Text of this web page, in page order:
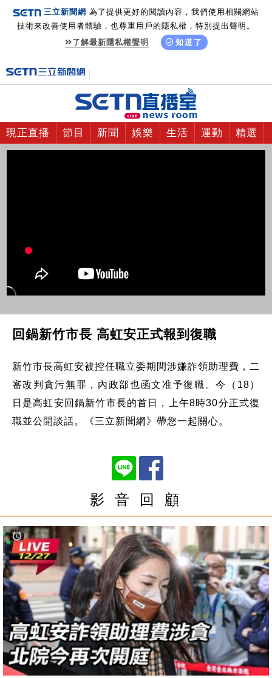
三立新聞網 為了提供更好的閱讀內容，我們使用相關網站
技術來改善使用者體驗，也尊重用戶的隱私權，特別提出聲明。
了解最新隱私權聲明
知道了
現正直播 節目 新聞 娛樂 生活 運動 精選
回鍋新竹市長 高虹安正式報到復職
新竹市長高虹安被控任職立委期間涉嫌詐領助理費，二
審改判貪污無罪，內政部也函文准予復職。今（18）
日是高虹安回鍋新竹市長的首日，上午8時30分正式復
職並公開談話。《三立新聞網》帶您一起關心。
影 音 回 顧